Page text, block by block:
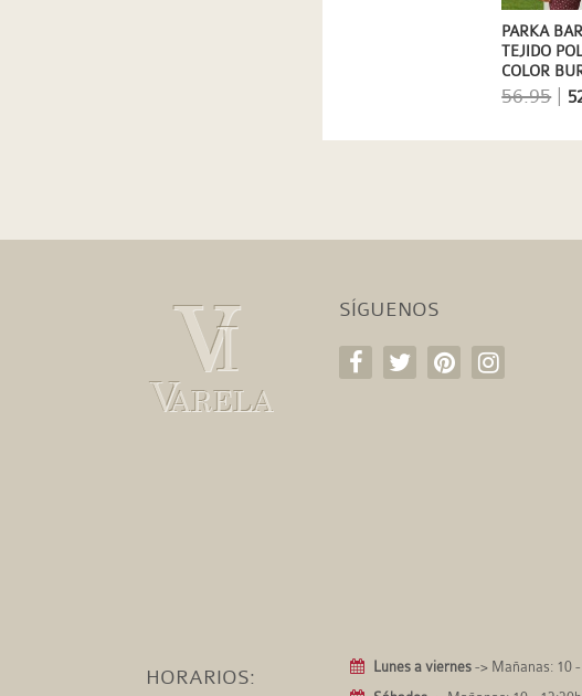
PARKA
TEJIDO
COLOR
56.95|
SÍGUENOS
HORARIOS: Lunes a viernes -> Mañanas: 10